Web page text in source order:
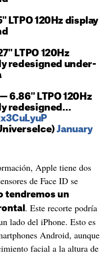
LTPO 120Hz display
LTPO 120Hz
redesigned under-
6.86" LTPO 120Hz
redesigned…
January
Apple tiene dos
de Face ID se
tendremos un
. Este recorte podría
lado del iPhone. Esto es
Android, aunque
facial a la altura de